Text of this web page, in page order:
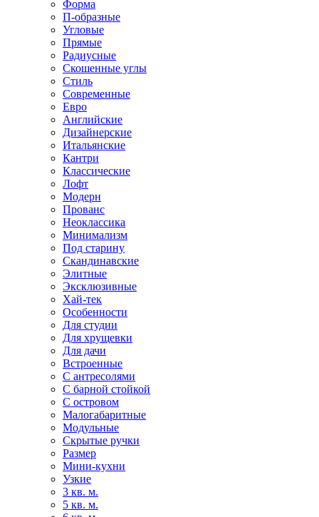
Форма
П-образные
Угловые
Прямые
Радиусные
Скошенные углы
Стиль
Современные
Евро
Английские
Дизайнерские
Итальянские
Кантри
Классические
Лофт
Модерн
Прованс
Неоклассика
Минимализм
Под старину
Скандинавские
Элитные
Эксклюзивные
Хай-тек
Особенности
Для студии
Для хрущевки
Для дачи
Встроенные
С антресолями
С барной стойкой
С островом
Малогабаритные
Модульные
Скрытые ручки
Размер
Мини-кухни
Узкие
3 кв. м.
5 кв. м.